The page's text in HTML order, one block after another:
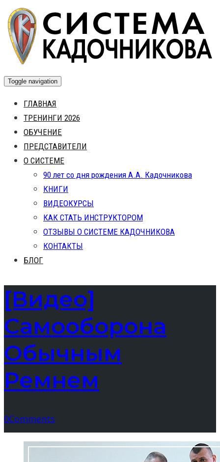
Skip
to
content
Toggle navigation
ГЛАВНАЯ
ТРЕНИНГИ 2026
ОБУЧЕНИЕ
ПРЕДСТАВИТЕЛИ
О СИСТЕМЕ
90 лет со дня рождения А.А. Кадочникова
КНИГИ
ВИДЕОКУРСЫ
КАК СТАТЬ ИНСТРУКТОРОМ
ОТЗЫВЫ О СИСТЕМЕ КАДОЧНИКОВА
КОНТАКТЫ
БЛОГ
[Видео]
Самооборона
Обычным
Ремнем
0Comments